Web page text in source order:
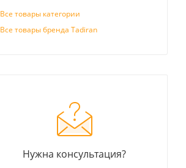
Все товары категории
Все товары бренда Tadiran
Нужна консультация?